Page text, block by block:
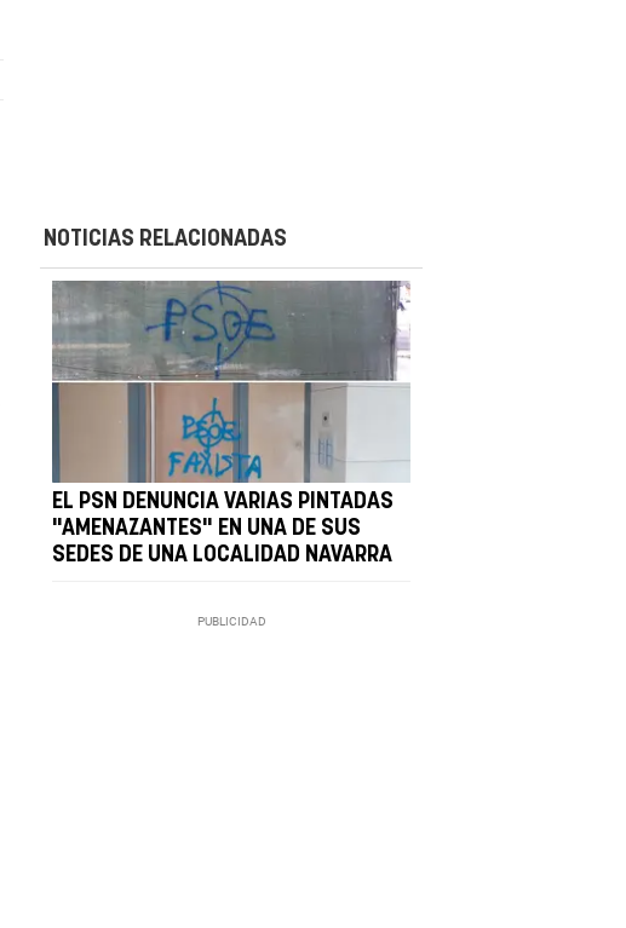
NOTICIAS RELACIONADAS
EL PSN DENUNCIA VARIAS PINTADAS
"AMENAZANTES" EN UNA DE SUS
SEDES DE UNA LOCALIDAD NAVARRA